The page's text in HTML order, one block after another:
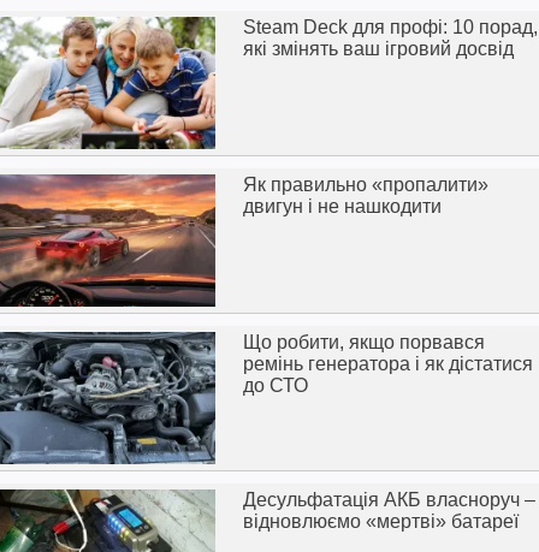
Steam Deck для профі: 10 порад,
які змінять ваш ігровий досвід
Як правильно «пропалити»
двигун і не нашкодити
Що робити, якщо порвався
ремінь генератора і як дістатися
до СТО
Десульфатація АКБ власноруч –
відновлюємо «мертві» батареї